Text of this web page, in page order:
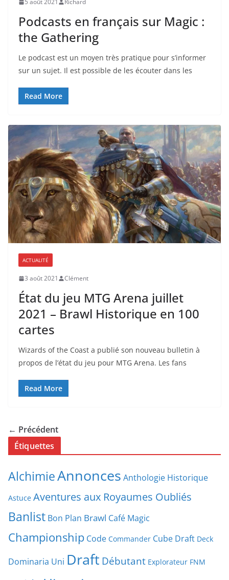
5 août 2021 Richard
Podcasts en français sur Magic :
the Gathering
Le podcast est un moyen très pratique pour s’informer
sur un sujet. Il est possible de les écouter dans les
Read More
ACTUALITÉ
3 août 2021 Clément
État du jeu MTG Arena juillet
2021 – Brawl Historique en 100
cartes
Wizards of the Coast a publié son nouveau bulletin à
propos de l’état du jeu pour MTG Arena. Les fans
Read More
← Précédent
Étiquettes
AlchimieAnnonces Anthologie Historique
Astuce Aventures aux Royaumes Oubliés
Banlist Bon Plan Brawl Café Magic
Championship Code Commander Cube Draft Deck
Dominaria Uni Draft Débutant Explorateur FNM